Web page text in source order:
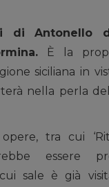
di Antonello
È la
siciliana in
nella perla
tra cui
essere
sale è già